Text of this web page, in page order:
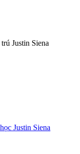
Justin Siena
Justin Siena